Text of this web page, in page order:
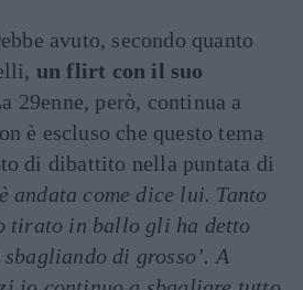
avuto, secondo quanto
un flirt con il suo
29enne, però, continua a
è escluso che questo tema
di dibattito nella puntata di
andata come dice lui. Tanto
tirato in ballo gli ha detto
di grosso’. A